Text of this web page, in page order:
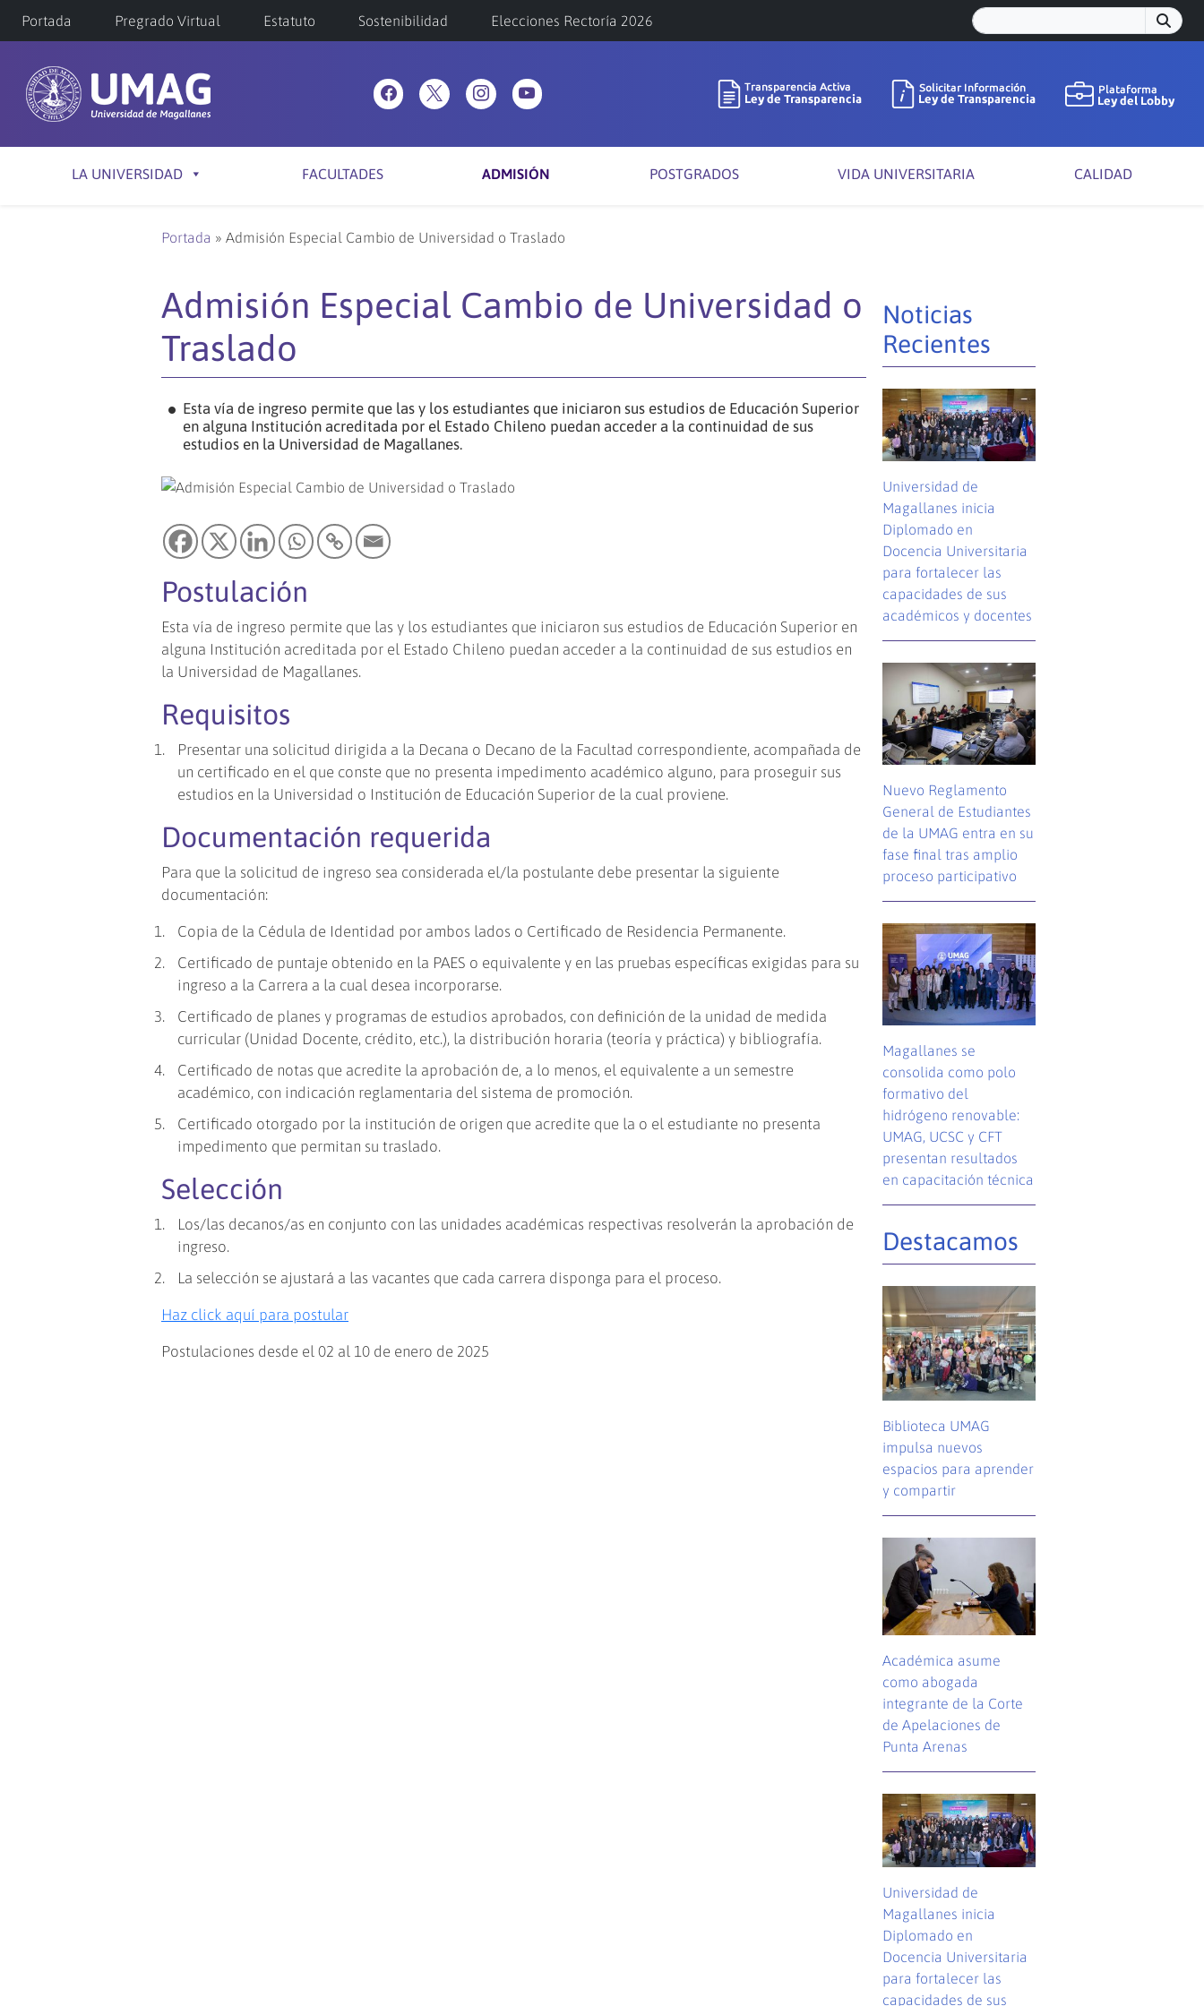
Portada Pregrado Virtual Estatuto Sostenibilidad Elecciones Rectoría 2026
LA UNIVERSIDAD FACULTADES ADMISIÓN POSTGRADOS VIDA UNIVERSITARIA CALIDAD
Portada » Admisión Especial Cambio de Universidad o Traslado
Admisión Especial Cambio de Universidad o
Traslado
Esta vía de ingreso permite que las y los estudiantes que iniciaron sus estudios de Educación Superior
en alguna Institución acreditada por el Estado Chileno puedan acceder a la continuidad de sus
estudios en la Universidad de Magallanes.
Postulación
Esta vía de ingreso permite que las y los estudiantes que iniciaron sus estudios de Educación Superior en
alguna Institución acreditada por el Estado Chileno puedan acceder a la continuidad de sus estudios en
la Universidad de Magallanes.
Requisitos
Presentar una solicitud dirigida a la Decana o Decano de la Facultad correspondiente, acompañada de
un certificado en el que conste que no presenta impedimento académico alguno, para proseguir sus
estudios en la Universidad o Institución de Educación Superior de la cual proviene.
Documentación requerida
Para que la solicitud de ingreso sea considerada el/la postulante debe presentar la siguiente
documentación:
Copia de la Cédula de Identidad por ambos lados o Certificado de Residencia Permanente.
Certificado de puntaje obtenido en la PAES o equivalente y en las pruebas específicas exigidas para su
ingreso a la Carrera a la cual desea incorporarse.
Certificado de planes y programas de estudios aprobados, con definición de la unidad de medida
curricular (Unidad Docente, crédito, etc.), la distribución horaria (teoría y práctica) y bibliografía.
Certificado de notas que acredite la aprobación de, a lo menos, el equivalente a un semestre
académico, con indicación reglamentaria del sistema de promoción.
Certificado otorgado por la institución de origen que acredite que la o el estudiante no presenta
impedimento que permitan su traslado.
Selección
Los/las decanos/as en conjunto con las unidades académicas respectivas resolverán la aprobación de
ingreso.
La selección se ajustará a las vacantes que cada carrera disponga para el proceso.
Haz click aquí para postular
Postulaciones desde el 02 al 10 de enero de 2025
Noticias
Recientes
Universidad de
Magallanes inicia
Diplomado en
Docencia Universitaria
para fortalecer las
capacidades de sus
académicos y docentes
Nuevo Reglamento
General de Estudiantes
de la UMAG entra en su
fase final tras amplio
proceso participativo
Magallanes se
consolida como polo
formativo del
hidrógeno renovable:
UMAG, UCSC y CFT
presentan resultados
en capacitación técnica
Destacamos
Biblioteca UMAG
impulsa nuevos
espacios para aprender
y compartir
Académica asume
como abogada
integrante de la Corte
de Apelaciones de
Punta Arenas
Universidad de
Magallanes inicia
Diplomado en
Docencia Universitaria
para fortalecer las
capacidades de sus